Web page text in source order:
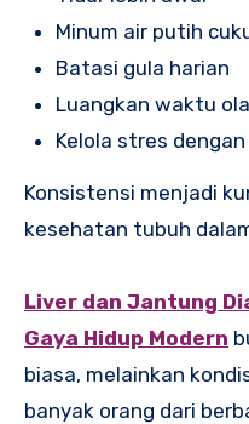
Minum air putih
Batasi gula harian
Luangkan waktu
Kelola stres dengan
Konsistensi menjadi
kesehatan tubuh
Liver dan Jantung
Gaya Hidup Modern
biasa, melainkan
banyak orang dari